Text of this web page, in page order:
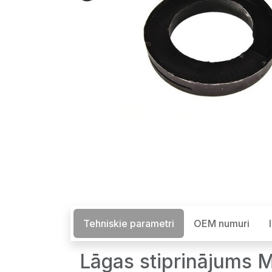
Tehniskie parametri OEM numuri
Lāgas stiprinājums